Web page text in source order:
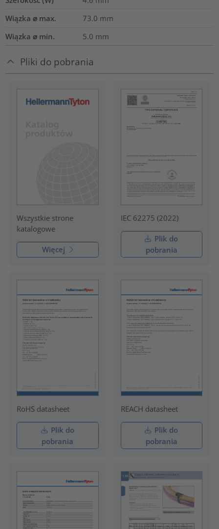
Wiązka ⌀ max.
73.0 mm
Wiązka ⌀ min.
5.0 mm
Pliki do pobrania
Wszystkie strone
katalogowe
Więcej
IEC 62275 (2022)
Plik do
pobrania
RoHS datasheet
Plik do
pobrania
REACH datasheet
Plik do
pobrania